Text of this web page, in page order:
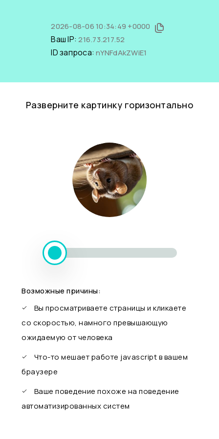
2026-08-06 10:34:49 +0000
Ваш IP:216.73.217.52
ID запроса:nYNFdAkZWiE1
Разверните картинку горизонтально
Возможные причины:
Вы просматриваете страницы и кликаете
со скоростью, намного превышающую
ожидаемую от человека
Что-то мешает работе javascript в вашем
браузере
Ваше поведение похоже на поведение
автоматизированных систем